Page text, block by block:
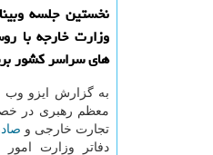
نخستین جلسه
وزارت خارجه با
های سراسر کشور
به گزارش ایزو وب
معظم رهبری در
تجارت خارجی و